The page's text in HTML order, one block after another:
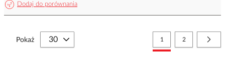
Dodaj do porównania
Strona
Aktualnie czytasz stronę
1 Strona
2
Pokaż